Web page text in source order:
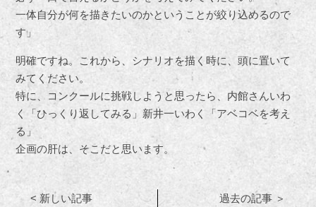
一体自分が何を描きたいのかということが絞り込めるので
す」
明確ですね。これから、シナリオを描く時に、頭に置いて
みてください。
特に、コンクールに挑戦しようと思ったら、内館さんいわ
く「ひっくり返してみる」新井一いわく「アベコベを考え
る」
企画の肝は、そこだと思います。
< 新しい記事 過去の記事 ＞